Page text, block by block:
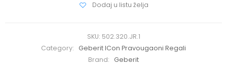
Dodaj u listu želja
SKU: 502.320.JR.1
Category:
Geberit ICon Pravougaoni Regali
Brand:
Geberit